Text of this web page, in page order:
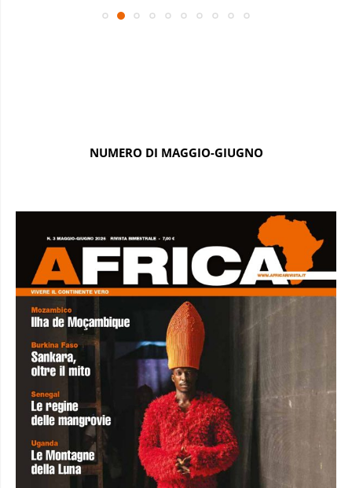
NUMERO DI MAGGIO-GIUGNO